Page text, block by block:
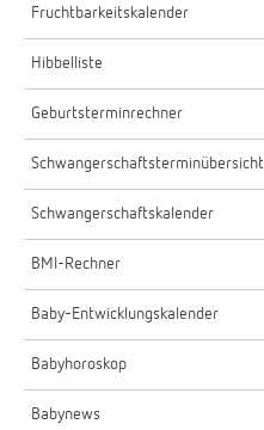
Fruchtbarkeitskalender
Hibbelliste
Geburtsterminrechner
Schwangerschaftsterminübersicht
Schwangerschaftskalender
BMI-Rechner
Baby-Entwicklungskalender
Babyhoroskop
Babynews